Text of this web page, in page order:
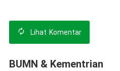
Lihat Komentar
BUMN & Kementrian